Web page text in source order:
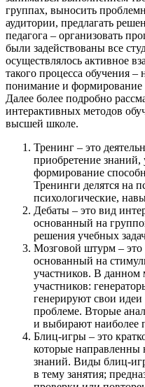
группах, выносить
аудитории, предлагать
педагога – организовать
были задействованы все
осуществлялось активное
такого процесса обучения –
понимание и
Далее более подробно
интерактивных методов
высшей школе.
Тренинг – это
приобретение
формирование
Тренинги делятся на
психологические,
Дебаты – это вид
основанный на
решения учебных
Мозговой штурм – это
основанный на
участников. В данном
участников:
генерируют свои
проблеме. Вторые
и выбирают наиболее
Блиц-игры – это
которые направленны
знаний. Виды блиц-
в тему занятия;